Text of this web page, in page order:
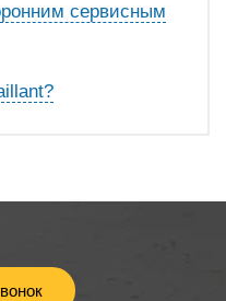
сервисным